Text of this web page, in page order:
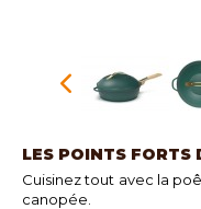
LES POINTS FORTS
Cuisinez tout avec la
canopée.